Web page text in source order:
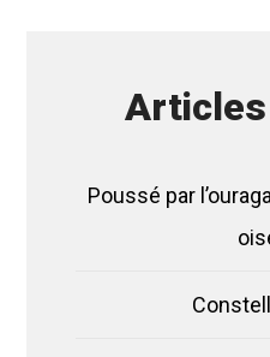
Poussé par